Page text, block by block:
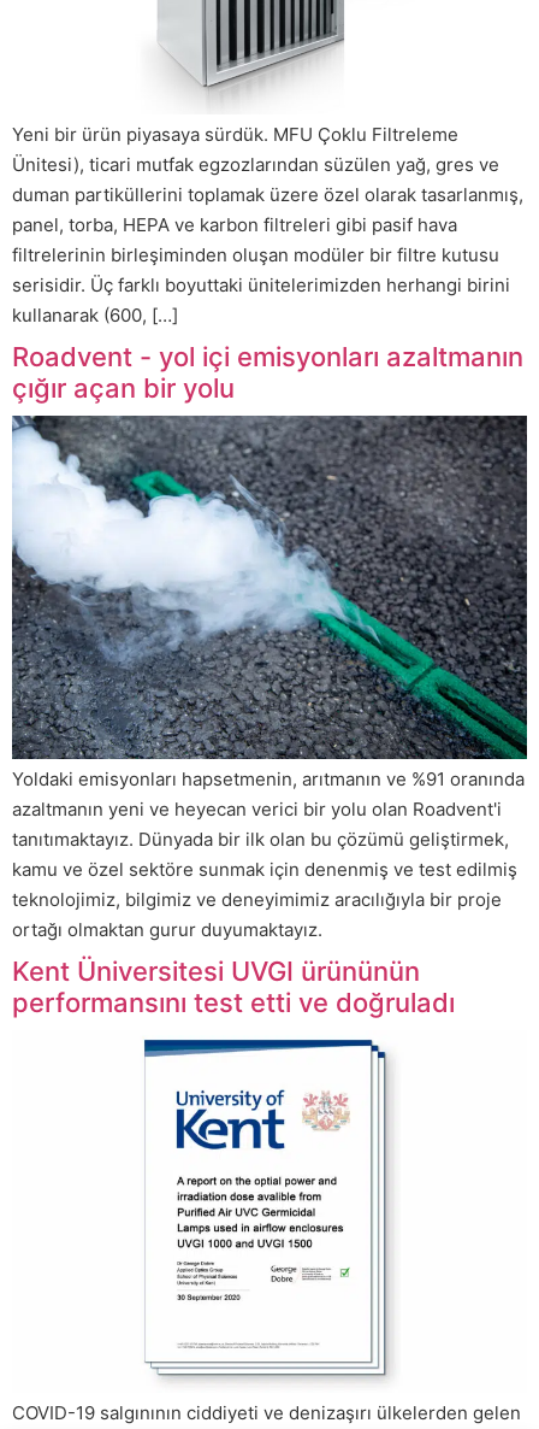
Yeni bir ürün piyasaya sürdük. MFU Çoklu Filtreleme
Ünitesi), ticari mutfak egzozlarından süzülen yağ, gres ve
duman partiküllerini toplamak üzere özel olarak tasarlanmış,
panel, torba, HEPA ve karbon filtreleri gibi pasif hava
filtrelerinin birleşiminden oluşan modüler bir filtre kutusu
serisidir. Üç farklı boyuttaki ünitelerimizden herhangi birini
kullanarak (600, […]
Roadvent - yol içi emisyonları azaltmanın
çığır açan bir yolu
Yoldaki emisyonları hapsetmenin, arıtmanın ve %91 oranında
azaltmanın yeni ve heyecan verici bir yolu olan Roadvent'i
tanıtımaktayız. Dünyada bir ilk olan bu çözümü geliştirmek,
kamu ve özel sektöre sunmak için denenmiş ve test edilmiş
teknolojimiz, bilgimiz ve deneyimimiz aracılığıyla bir proje
ortağı olmaktan gurur duyumaktayız.
Kent Üniversitesi UVGI ürününün
performansını test etti ve doğruladı
COVID-19 salgınının ciddiyeti ve denizaşırı ülkelerden gelen